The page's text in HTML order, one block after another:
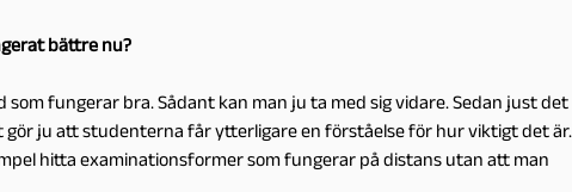
bättre nu?
som fungerar bra. Sådant kan man ju ta med sig vidare. Sedan just det
ju att studenterna får ytterligare en förståelse för hur viktigt det är.
hitta examinationsformer som fungerar på distans utan att man